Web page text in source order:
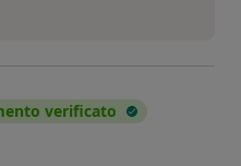
verificato